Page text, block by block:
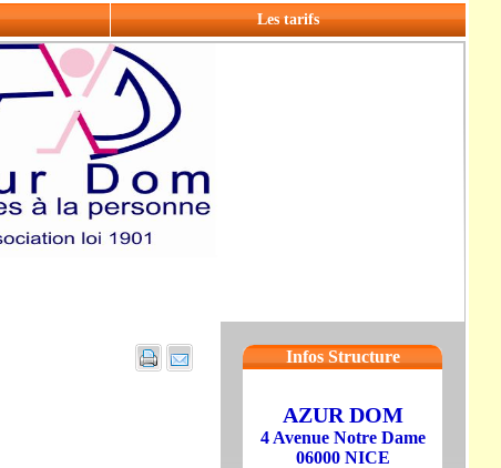
Les tarifs
Infos Structure
AZUR DOM
4 Avenue Notre Dame
06000 NICE